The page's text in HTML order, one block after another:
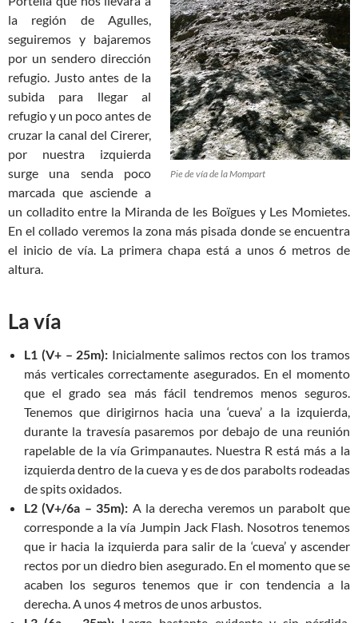
Pie de vía de la Mompart
la región de Agulles,
seguiremos y bajaremos
por un sendero dirección
refugio. Justo antes de la
subida para llegar al
refugio y un poco antes de
cruzar la canal del Cirerer,
por nuestra izquierda
surge una senda poco
marcada que asciende a
un colladito entre la Miranda de les Boïgues y Les Momietes.
En el collado veremos la zona más pisada donde se encuentra
el inicio de vía. La primera chapa está a unos 6 metros de
altura.
La vía
L1 (V+ – 25m): Inicialmente salimos rectos con los tramos
más verticales correctamente asegurados. En el momento
que el grado sea más fácil tendremos menos seguros.
Tenemos que dirigirnos hacia una ‘cueva’ a la izquierda,
durante la travesía pasaremos por debajo de una reunión
rapelable de la vía Grimpanautes. Nuestra R está más a la
izquierda dentro de la cueva y es de dos parabolts rodeadas
de spits oxidados.
L2 (V+/6a – 35m): A la derecha veremos un parabolt que
corresponde a la vía Jumpin Jack Flash. Nosotros tenemos
que ir hacia la izquierda para salir de la ‘cueva’ y ascender
rectos por un diedro bien asegurado. En el momento que se
acaben los seguros tenemos que ir con tendencia a la
derecha. A unos 4 metros de unos arbustos.